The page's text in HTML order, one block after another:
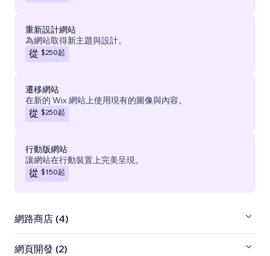
重新設計網站
為網站取得新主題與設計。
從 $250起
遷移網站
在新的 Wix 網站上使用現有的圖像與內容。
從 $250起
行動版網站
讓網站在行動裝置上完美呈現。
從 $150起
網路商店 (4)
網頁開發 (2)